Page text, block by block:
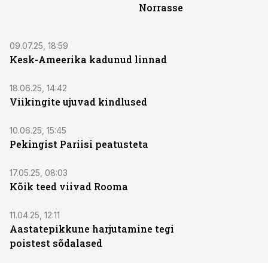
Norrasse
09.07.25, 18:59
Kesk-Ameerika kadunud linnad
18.06.25, 14:42
Viikingite ujuvad kindlused
10.06.25, 15:45
Pekingist Pariisi peatusteta
17.05.25, 08:03
Kõik teed viivad Rooma
11.04.25, 12:11
Aastatepikkune harjutamine tegi
poistest sõdalased